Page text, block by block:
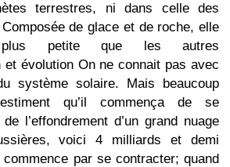
terrestres, ni dans celle des
de glace et de roche, elle
petite que les autres
et évolution On ne connait pas avec
système solaire. Mais beaucoup
estiment qu’il commença de se
l’effondrement d’un grand nuage
voici 4 milliards et demi
commence par se contracter; quand